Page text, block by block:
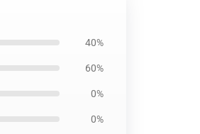
40%
60%
0%
0%